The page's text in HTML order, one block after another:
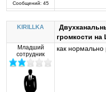
Сообщений: 45
KIRILLKA
громкости на
Младший
сотрудник
как нормально